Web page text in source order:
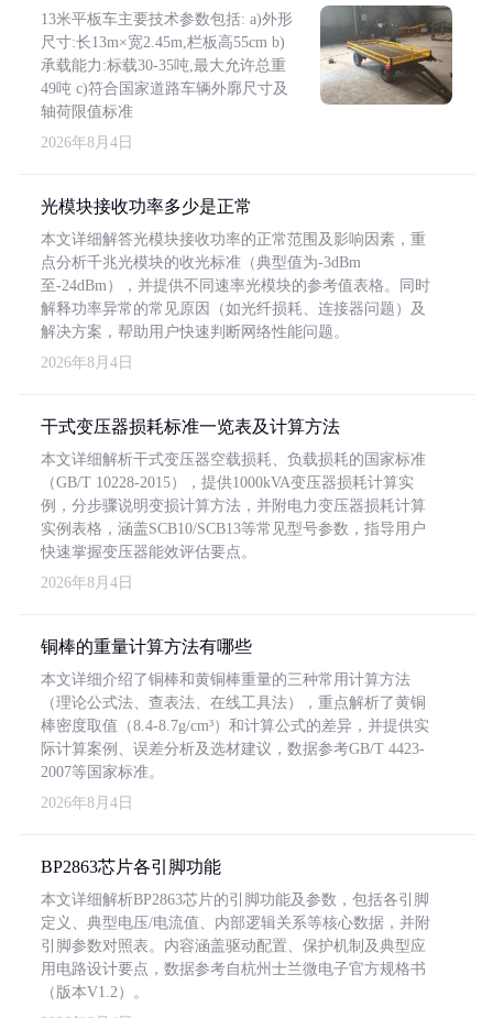
13米平板车主要技术参数包括: a)外形
尺寸:长13m×宽2.45m,栏板高55cm b)
承载能力:标载30-35吨,最大允许总重
49吨 c)符合国家道路车辆外廓尺寸及
轴荷限值标准
2026年8月4日
光模块接收功率多少是正常
本文详细解答光模块接收功率的正常范围及影响因素，重
点分析千兆光模块的收光标准（典型值为-3dBm
至-24dBm），并提供不同速率光模块的参考值表格。同时
解释功率异常的常见原因（如光纤损耗、连接器问题）及
解决方案，帮助用户快速判断网络性能问题。
2026年8月4日
干式变压器损耗标准一览表及计算方法
本文详细解析干式变压器空载损耗、负载损耗的国家标准
（GB/T 10228-2015），提供1000kVA变压器损耗计算实
例，分步骤说明变损计算方法，并附电力变压器损耗计算
实例表格，涵盖SCB10/SCB13等常见型号参数，指导用户
快速掌握变压器能效评估要点。
2026年8月4日
铜棒的重量计算方法有哪些
本文详细介绍了铜棒和黄铜棒重量的三种常用计算方法
（理论公式法、查表法、在线工具法），重点解析了黄铜
棒密度取值（8.4-8.7g/cm³）和计算公式的差异，并提供实
际计算案例、误差分析及选材建议，数据参考GB/T 4423-
2007等国家标准。
2026年8月4日
BP2863芯片各引脚功能
本文详细解析BP2863芯片的引脚功能及参数，包括各引脚
定义、典型电压/电流值、内部逻辑关系等核心数据，并附
引脚参数对照表。内容涵盖驱动配置、保护机制及典型应
用电路设计要点，数据参考自杭州士兰微电子官方规格书
（版本V1.2）。